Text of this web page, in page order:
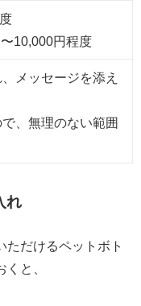
10,000円程度
メッセージを添え
、無理のない範囲
れ
ただけるペットボト
と、